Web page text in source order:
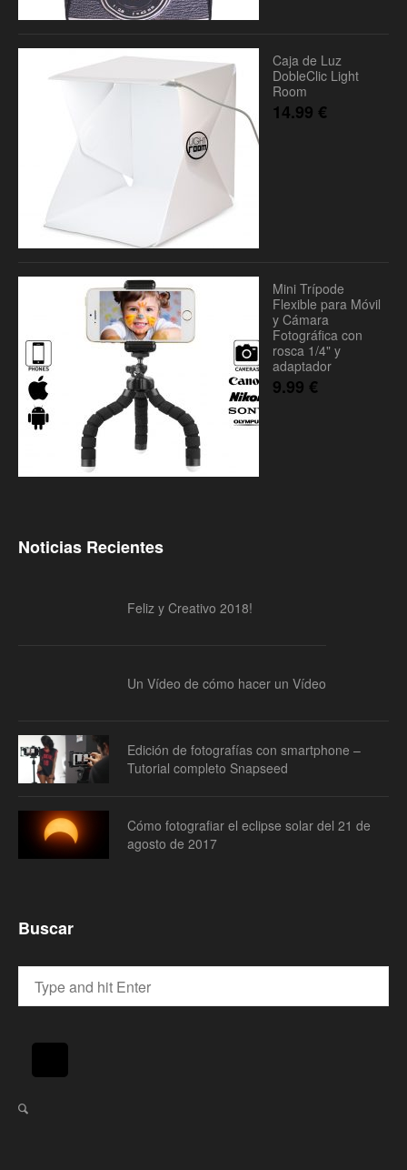
Caja de Luz
DobleClic Light
Room
14.99 €
Mini Trípode
Flexible para Móvil
y Cámara
Fotográfica con
rosca 1/4" y
adaptador
9.99 €
Noticias Recientes
Feliz y Creativo 2018!
Un Vídeo de cómo hacer un Vídeo
Edición de fotografías con smartphone –
Tutorial completo Snapseed
Cómo fotografiar el eclipse solar del 21 de
agosto de 2017
Buscar